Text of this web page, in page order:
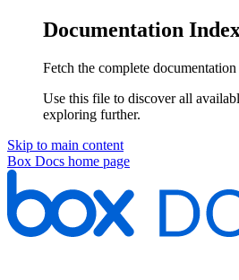
Documentation
Fetch the complete
Use this file to discover all
exploring further.
Skip to main content
Box Docs home page